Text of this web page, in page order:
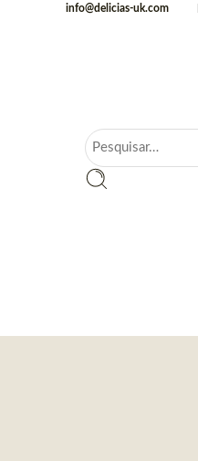
info@delicias-uk.com